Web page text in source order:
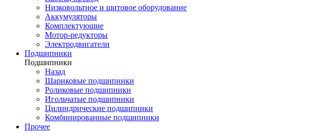
Низковольтное и щитовое оборудование
Аккумуляторы
Комплектующие
Мотор-редукторы
Электродвигатели
Подшипники
Подшипники
Назад
Шариковые подшипники
Роликовые подшипники
Игольчатые подшипники
Цилиндрические подшипники
Комбинированные подшипники
Прочее